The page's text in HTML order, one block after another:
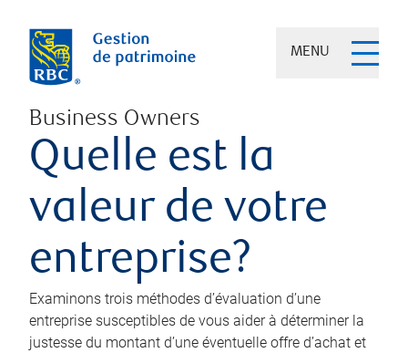
MENU
Business Owners
Quelle est la
valeur de votre
entreprise?
Examinons trois méthodes d’évaluation d’une
entreprise susceptibles de vous aider à déterminer la
justesse du montant d’une éventuelle offre d’achat et